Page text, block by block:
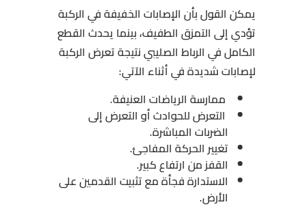
يمكن القول بأن الإصابات الخفيفة في الركبة
تؤدي إلى التمزق الطفيف، بينما يحدث القطع
الكامل في الرباط الصليبي نتيجة تعرض الركبة
لإصابات شديدة في أثناء الآتي:
ممارسة الرياضات العنيفة.
التعرض للحوادث أو التعرض إلى
الضربات المباشرة.
تغيير الحركة المفاجئ.
القفز من ارتفاع كبير.
الاستدارة فجأة مع تثبيت القدمين على
الأرض.